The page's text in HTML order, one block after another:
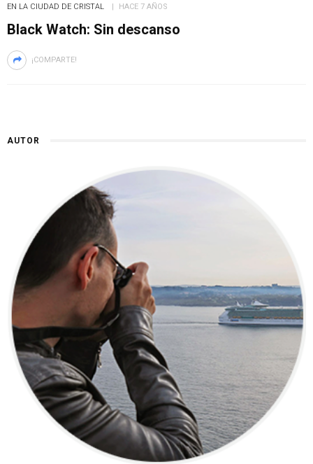
EN LA CIUDAD DE CRISTAL HACE 7 AÑOS
Black Watch: Sin descanso
¡COMPARTE!
AUTOR